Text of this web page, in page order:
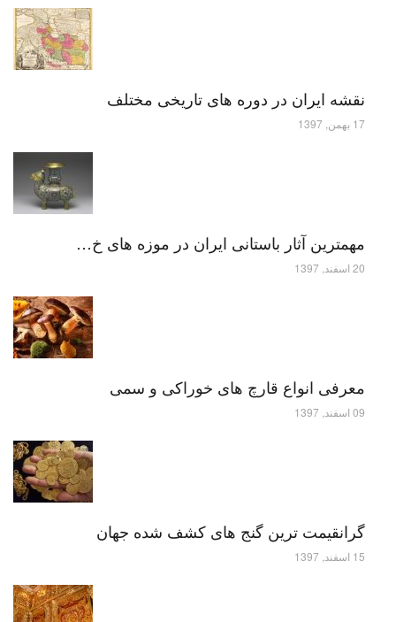
نقشه ایران در دوره های تاریخی مختلف
17 بهمن, 1397
مهمترین آثار باستانی ایران در موزه های خ…
20 اسفند, 1397
معرفی انواع قارچ های خوراکی و سمی
09 اسفند, 1397
گرانقیمت ترین گنج های کشف شده جهان
15 اسفند, 1397